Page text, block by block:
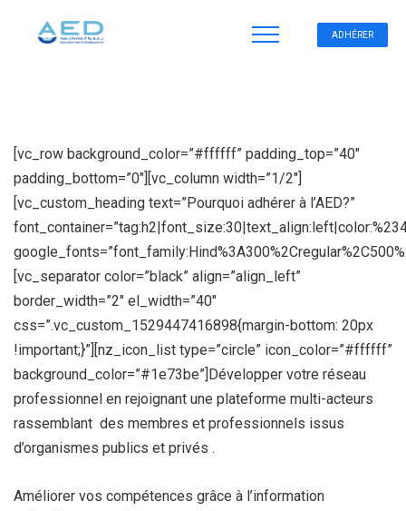
ADHÉRER
[vc_row background_color=”#ffffff” padding_top=”40″
padding_bottom=”0″][vc_column width=”1/2″]
[vc_custom_heading text=”Pourquoi adhérer à l’AED?”
[vc_separator color=”black” align=”align_left”
border_width=”2″ el_width=”40″
css=”.vc_custom_1529447416898{margin-bottom: 20px
!important;}”][nz_icon_list type=”circle” icon_color=”#ffffff”
background_color=”#1e73be”]Développer votre réseau
professionnel en rejoignant une plateforme multi-acteurs
rassemblant des membres et professionnels issus
d’organismes publics et privés .
Améliorer vos compétences grâce à l’information